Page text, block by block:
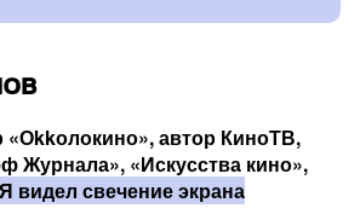
автор КиноТВ,
Журнала», «Искусства кино»,
Я видел свечение экрана